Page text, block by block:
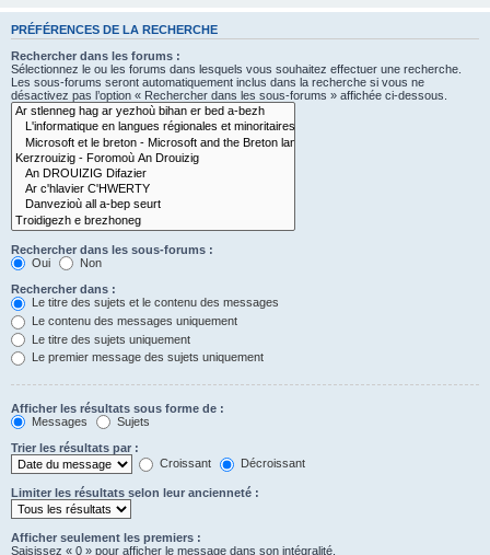
PRÉFÉRENCES DE LA RECHERCHE
Rechercher dans les forums :
Sélectionnez le ou les forums dans lesquels vous souhaitez effectuer une recherche.
Les sous-forums seront automatiquement inclus dans la recherche si vous ne
désactivez pas l’option « Rechercher dans les sous-forums » affichée ci-dessous.
Rechercher dans les sous-forums :
Oui
Non
Rechercher dans :
Le titre des sujets et le contenu des messages
Le contenu des messages uniquement
Le titre des sujets uniquement
Le premier message des sujets uniquement
Afficher les résultats sous forme de :
Messages
Sujets
Trier les résultats par :
Croissant
Décroissant
Limiter les résultats selon leur ancienneté :
Afficher seulement les premiers :
Saisissez « 0 » pour afficher le message dans son intégralité.